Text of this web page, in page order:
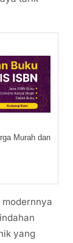
Murah dan
yang